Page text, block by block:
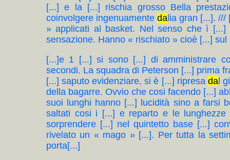
[...] e la [...] rischia grosso Bella
coinvolgere ingenuamenteda lia gran [...].
» applicati al basket. Nel senso che ì
sensazione. Hanno « rischiato » cioè [...]
[...]e 1 [...] si sono [...] di amministrare
secondi. La squadra di Peterson [...] prima
[...] saputo evidenziare, si è [...] ripresa dal
della bagarre. Ovvio che cosi facendo [...]
suoi lunghi hanno [...] lucidità sino a farsi
saltati cosi i [...] e reparto e le
sorprendere [...] nel quintetto base [...]
rivelato un « mago » [...]. Per tutta la
porta[...]